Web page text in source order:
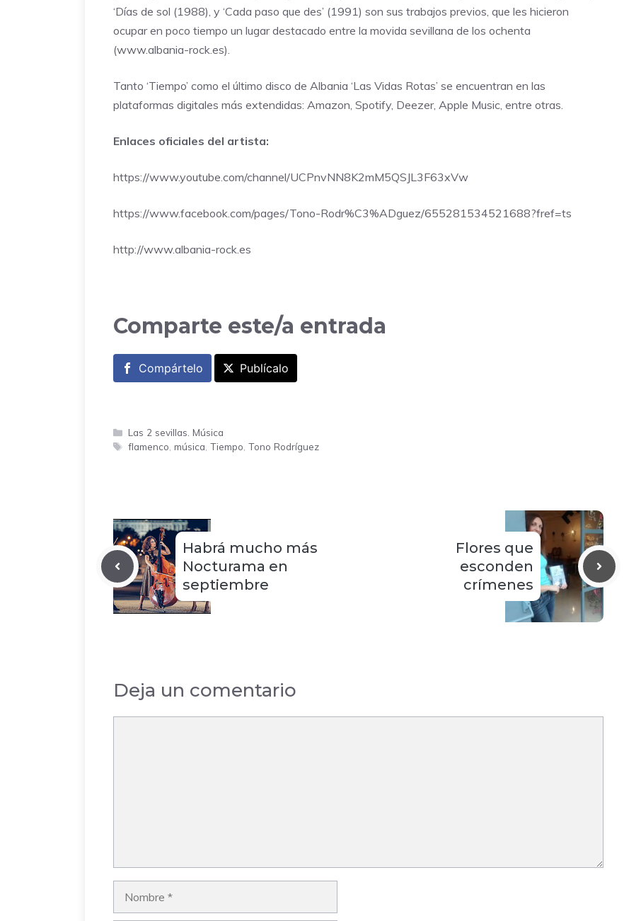
‘Días de sol (1988), y ‘Cada paso que des’ (1991) son sus trabajos previos, que les hicieron
ocupar en poco tiempo un lugar destacado entre la movida sevillana de los ochenta
(www.albania-rock.es).
Tanto ‘Tiempo’ como el último disco de Albania ‘Las Vidas Rotas’ se encuentran en las
plataformas digitales más extendidas: Amazon, Spotify, Deezer, Apple Music, entre otras.
Enlaces oficiales del artista:
https://www.youtube.com/channel/UCPnvNN8K2mM5QSJL3F63xVw
https://www.facebook.com/pages/Tono-Rodr%C3%ADguez/655281534521688?fref=ts
http://www.albania-rock.es
Comparte este/a entrada
Compártelo Publícalo
Categorías
Las 2 sevillas. Música
Etiquetas
flamenco ,música ,Tiempo ,Tono Rodríguez
Habrá mucho más
Nocturama en
septiembre
Flores que
esconden
crímenes
Deja un comentario